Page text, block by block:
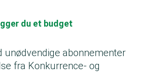
du et budget
unødvendige abonnementer
fra Konkurrence- og